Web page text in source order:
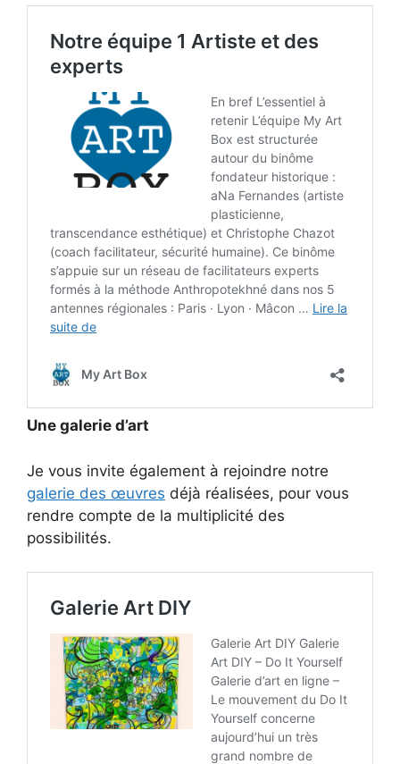
Une galerie d’art
Je vous invite également à rejoindre notre
galerie des œuvres déjà réalisées, pour vous
rendre compte de la multiplicité des
possibilités.